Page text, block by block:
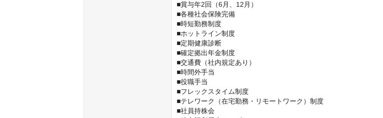
■賞与年2回（6月、12月）
■各種社会保険完備
■時短勤務制度
■ホットライン制度
■定期健康診断
■確定拠出年金制度
■交通費（社内規定あり）
■時間外手当
■役職手当
■フレックスタイム制度
■テレワーク（在宅勤務・リモートワーク）制度
■社員持株会